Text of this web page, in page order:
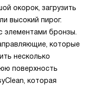
окорок, загрузить
высокий пирог.
элементами бронзы.
которые
несколько
поверхность
которая